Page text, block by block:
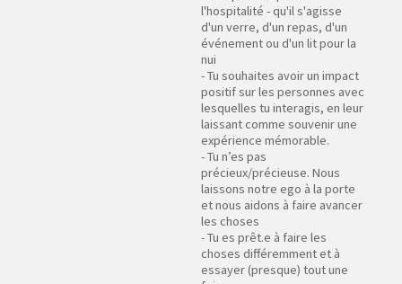
l'hospitalité - qu'il s'agisse
d'un verre, d'un repas, d'un
événement ou d'un lit pour la
nui
- Tu souhaites avoir un impact
positif sur les personnes avec
lesquelles tu interagis, en leur
laissant comme souvenir une
expérience mémorable.
- Tu n’es pas
précieux/précieuse. Nous
laissons notre ego à la porte
et nous aidons à faire avancer
les choses
- Tu es prêt.e à faire les
choses différemment et à
essayer (presque) tout une